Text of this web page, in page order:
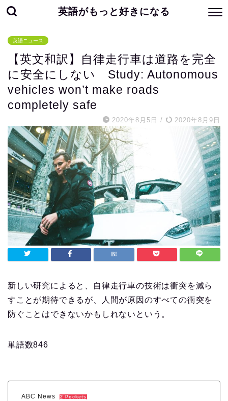
英語がもっと好きになる
英語ニュース
【英文和訳】自律走行車は道路を完全
に安全にしない Study: Autonomous
vehicles won’t make roads
completely safe
2020年8月5日 / 2020年8月9日
新しい研究によると、自律走行車の技術は衝突を減ら
すことが期待できるが、人間が原因のすべての衝突を
防ぐことはできないかもしれないという。
単語数846
ABC News 2 Pockets